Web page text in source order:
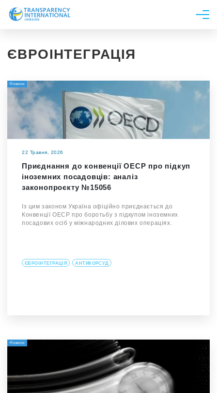
Новини
Напрями роботи
Долучитися
ЄВРОІНТЕГРАЦІЯ
Новини
22 Травня, 2026
Приєднання до конвенції OEСР про підкуп
іноземних посадовців: аналіз
законопроєкту №15056
Із цим законом Україна офіційно приєднається до
Конвенції ОЕСР про боротьбу з підкупом іноземних
посадових осіб у міжнародних ділових операціях.
ЄВРОІНТЕГРАЦІЯ АНТИКОРСУД
Новини